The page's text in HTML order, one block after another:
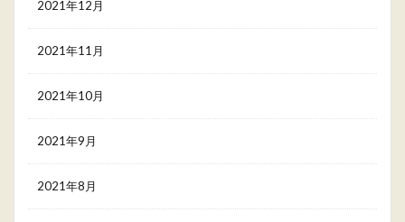
2021年12月
2021年11月
2021年10月
2021年9月
2021年8月